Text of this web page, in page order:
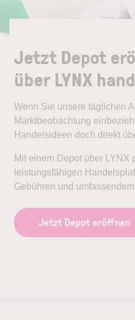
Jetzt Depot
über LYNX
Wenn Sie unsere täglichen
Marktbeobachtung
Handelsideen doch direkt
Mit einem Depot über LYNX
leistungsfähigen
Gebühren und
Jetzt Depot eröffnen